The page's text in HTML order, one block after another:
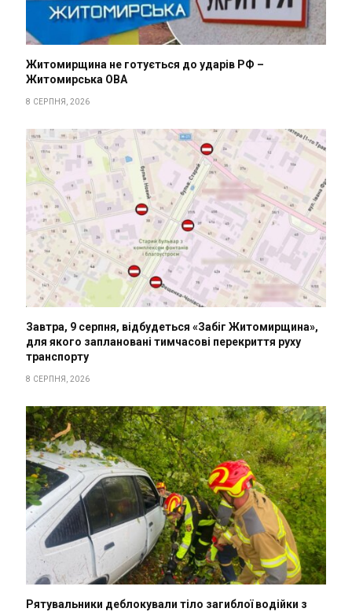
Житомирщина не готується до ударів РФ –
Житомирська ОВА
8 СЕРПНЯ, 2026
Завтра, 9 серпня, відбудеться «Забіг Житомирщина»,
для якого заплановані тимчасові перекриття руху
транспорту
8 СЕРПНЯ, 2026
Рятувальники деблокували тіло загиблої водійки з